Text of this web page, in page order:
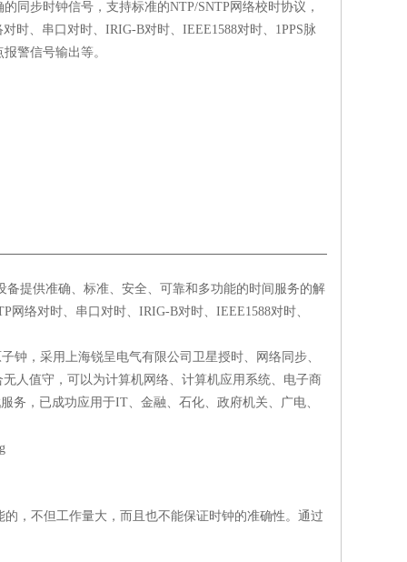
同步时钟信号，支持标准的NTP/SNTP网络校时协议，
时、串口对时、IRIG-B对时、IEEE1588对时、1PPS脉
警信号输出等。
备提供准确、标准、安全、可靠和多功能的时间服务的解
网络对时、串口对时、 IRIG-B对时、 IEEE1588对时、
钟，采用上海锐呈电气有限公司卫星授时、网络同步、
人值守，可以为计算机网络、计算机应用系统、电子商
务，已成功应用于IT、金融、石化、政府机关、广电、
，不但工作量大，而且也不能保证时钟的准确性。通过